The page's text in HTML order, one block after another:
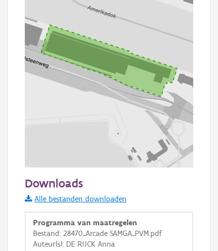
Informatie Vlaanderen
i
+ −
Downloads
Alle bestanden downloaden
Programma van maatregelen
Bestand: 28470_Arcade SAMGA_PVM.pdf
Auteur(s): DE RIJCK Anna